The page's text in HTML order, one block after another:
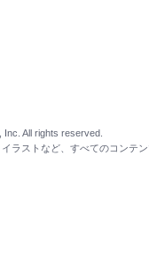
All rights reserved.
ラストなど、すべてのコンテ